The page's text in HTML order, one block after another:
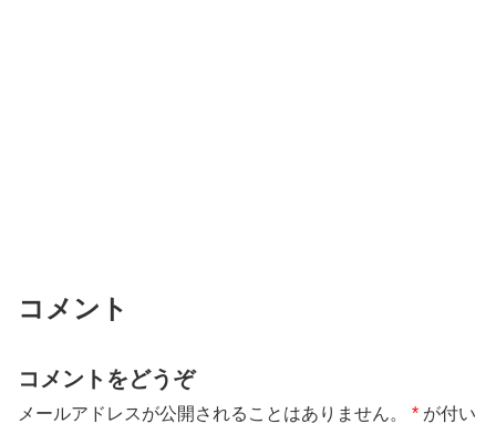
コメント
コメントをどうぞ
メールアドレスが公開されることはありません。 * が付い